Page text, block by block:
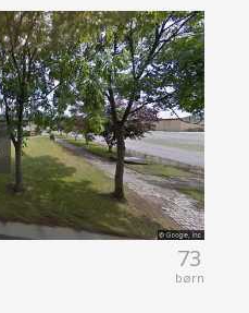
73
børn